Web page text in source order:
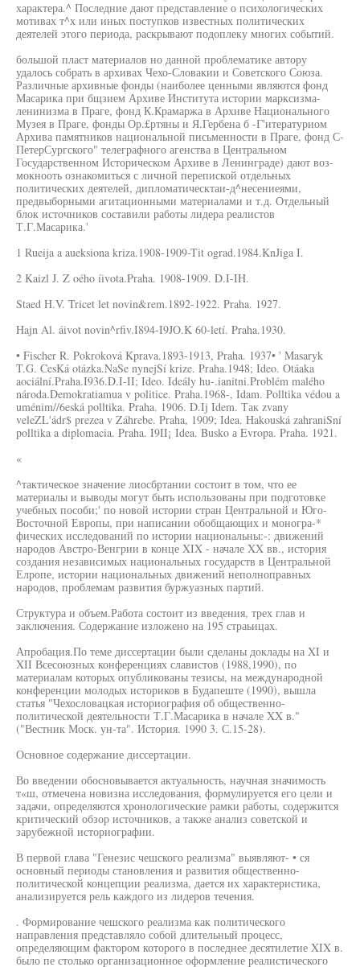
характера.^ Последние дают представление о психологических
мотивах т^х или иных поступков известных политических
деятелей этого периода, раскрывают подоплеку многих событий.
большой пласт материалов но данной проблематике автору
удалось собрать в архивах Чехо-Словакии и Советского Союза.
Различные архивные фонды (наиболее ценными являются фонд
Масарика при бщзием Архиве Института истории марксизма-
ленинизма в Праге, фонд К.Крамаржа в Архиве Национального
Музея в Праге, фонды Ор.£ртяны и Я.Гербена б -Г'итературиом
Архива памятников национальной письменности в Праге, фонд С-
ПетерСургского" телеграфного агенства в Центральном
Государственном Историческом Архиве в Ленинграде) дают воз-
мокнооть ознакомиться с личной перепиской отдельных
политических деятелей, дипломатическтаи-д^несениеями,
предвыборными агитационными материалами и т.д. Отдельный
блок источников составили работы лидера реалистов
Т.Г.Масарика.'
1 Rueija a aueksiona kriza.1908-1909-Tit ograd.1984.KnJiga I.
2 Kaizl J. Z oého íivota.Praha. 1908-1909. D.I-IH.
Staed H.V. Tricet let novin&rem.1892-1922. Praha. 1927.
Hajn Al. áivot novin^rfiv.I894-I9JO.K 60-letí. Praha.1930.
• Fischer R. Pokroková Kprava.1893-1913, Praha. 1937• ' Masaryk
T.G. CesKá otázka.NaSe nynejSí krize. Praha.1948; Ideo. Otáaka
aociální.Praha.I936.D.I-II; Ideo. Ideály hu-.ianitni.Problém malého
národa.Demokratiamua v politice. Praha.1968-, Idam. Polltika védou a
uménim//6eská polltika. Praha. 1906. D.Ij Idem. Так zvany
veleZL'ádr$ prezea v Záhrebe. Praha, 1909; Idea. Hakouská zahraniSní
polltika a diplomacia. Praha. I9II¡ Idea. Busko а Evropa. Praha. 1921.
«
^тактическое значение лиосбртании состоит в том, что ее
материалы и выводы могут быть использованы при подготовке
учебных пособи;' по новой истории стран Центральной и Юго-
Восточной Европы, при написании обобщающих и моногра-*
фических исследований по истории национальны:-: движений
народов Австро-Венгрии в конце XIX - начале XX вв., история
создания независимых национальных государств в Центральной
Елропе, истории национальных движений неполноправных
народов, проблемам развития буржуазных партий.
Структура и объем.Работа состоит из введения, трех глав и
заключения. Содержание изложено на 195 страьицах.
Апробация.По теме диссертации были сделаны доклады на XI и
XII Всесоюзных конференциях славистов (1988,1990), по
материалам которых опубликованы тезисы, на международной
конференции молодых историков в Будапеште (1990), вышла
статья "Чехословацкая историография об общественно-
политической деятельности Т.Г.Масарика в начале XX в."
("Вестник Моск. ун-та". История. 1990 3. С.15-28).
Основное содержание диссертации.
Во введении обосновывается актуальность, научная значимость
т«ш, отмечена новизна исследования, формулируется его цели и
задачи, определяются хронологические рамки работы, содержится
критический обзор источников, а также анализ советской и
зарубежной историографии.
В первой глава "Генезис чешского реализма" выявляют- • ся
основный периоды становления и развития общественно-
политической концепции реализма, дается их характеристика,
анализируется рель каждого из лидеров течения.
. Формирование чешского реализма как политического
направления представляло собой длительный процесс,
определяющим фактором которого в последнее десятилетие XIX в.
было пе столько организационное оформление реалистического